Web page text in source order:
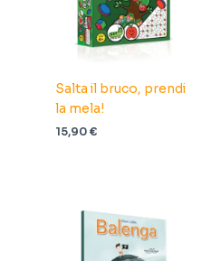
Salta il bruco, prendi
la mela!
15,90€